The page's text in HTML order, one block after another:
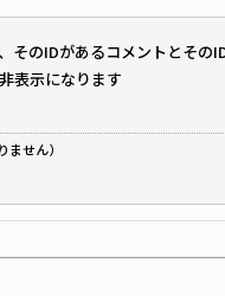
そのIDがあるコメントとその
表示になります
ません）